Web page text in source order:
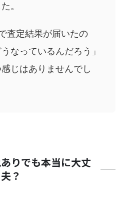
。
査定結果が届いたの
なっているんだろう」
じはありませんでし
りでも本当に大丈
夫？